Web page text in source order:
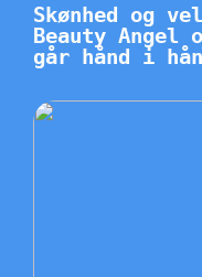
Skønhed og
Beauty Angel
går hånd i